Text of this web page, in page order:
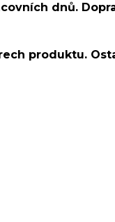
dnů.
produktu.